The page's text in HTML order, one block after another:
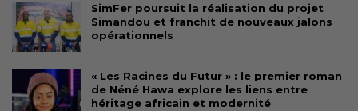
SimFer poursuit la réalisation du projet
Simandou et franchit de nouveaux jalons
opérationnels
« Les Racines du Futur » : le premier roman
de Néné Hawa explore les liens entre
héritage africain et modernité